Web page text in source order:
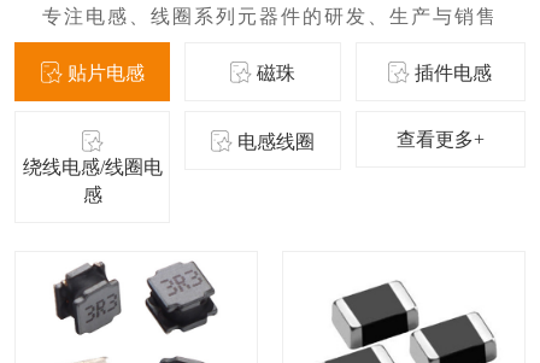
贴片电感 磁珠 插件电感
绕线电感/线圈电
感
电感线圈 查看更多+